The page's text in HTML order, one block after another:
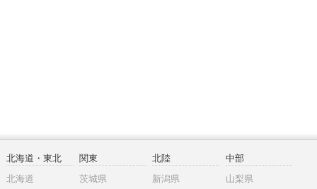
北海道・東北
北海道
関東
茨城県
北陸
新潟県
中部
山梨県